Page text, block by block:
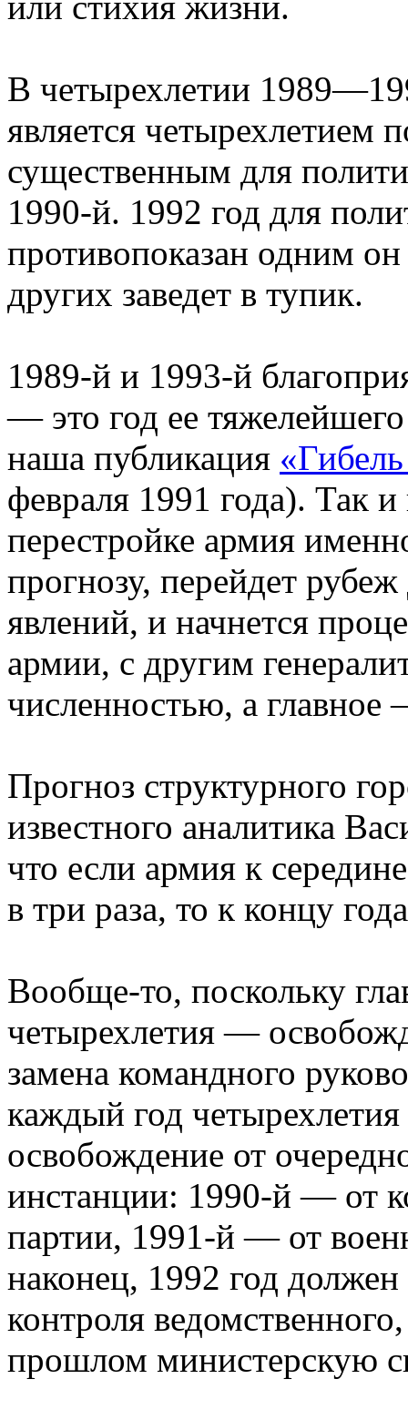
В четырехлетии
является четырехлетием
существенным для
1990-й. 1992 год для
противопоказан одним
других заведет в тупик.
1989-й и 1993-й
— это год ее
наша публикация
февраля 1991 года). Так
перестройке армия
прогнозу, перейдет
явлений, и начнется
армии, с другим
численностью, а
Прогноз структурного
известного аналитика
что если армия к
в три раза, то к концу
Вообще-то, поскольку
четырехлетия —
замена командного
каждый год
освобождение от
инстанции: 1990-й — от
партии, 1991-й — от
наконец, 1992 год
контроля
прошлом министерскую